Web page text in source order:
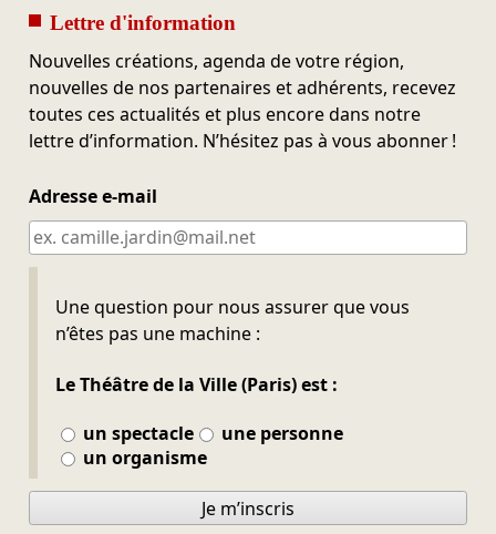
Lettre d'information
Nouvelles créations, agenda de votre région,
nouvelles de nos partenaires et adhérents, recevez
toutes ces actualités et plus encore dans notre
lettre d’information. N’hésitez pas à vous abonner !
Adresse e-mail
Une question pour nous assurer que vous
n’êtes pas une machine :
Le Théâtre de la Ville (Paris) est :
un spectacle
une personne
un organisme
Ne pas remplir
Je m’inscris